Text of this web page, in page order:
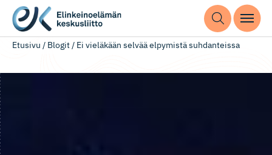
Etusivu / Blogit/ Ei vieläkään selvää elpymistä suhdanteissa